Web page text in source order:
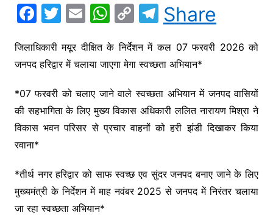
F
c
e
b
o
o
k
T
itt
er
E
ai
l
W
at
s
A
p
p
C
p
y
Li
n
k
T
el
e
gr
a
m
Share
जिलाधिकारी मयूर दीक्षित के निर्देशन में कल 07 फरवरी 2026 को
जनपद हरिद्वार में चलाया जाएगा मेगा स्वच्छता अभियान*
*07 फरवरी को चलाए जाने वाले स्वच्छता अभियान में जनपद वासियों
की सहभागिता के लिए मुख्य विकास अधिकारी ललित नारायण मिश्रा ने
विकास भवन परिसर से प्रचार वाहनों को हरी झंडी दिखाकर किया
रवाना*
*तीर्थ नगर हरिद्वार को साफ स्वच्छ एव सुंदर जनपद बनाए जाने के लिए
मुख्यमंत्री के निर्देशन में माह नवंबर 2025 से जनपद में निरंतर चलाया
जा रहा स्वच्छता अभियान*